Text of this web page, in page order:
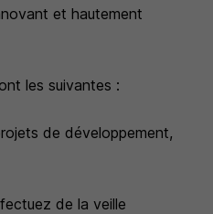
et hautement
les suivantes :
de développement,
de la veille